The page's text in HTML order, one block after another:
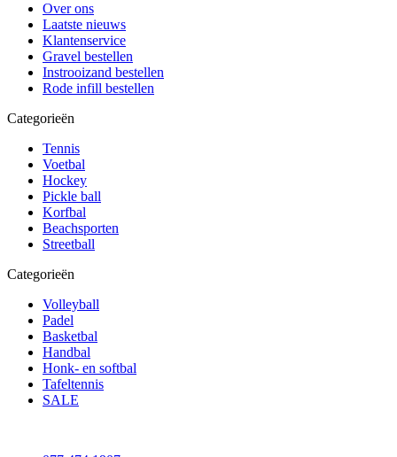
Over ons
Laatste nieuws
Klantenservice
Gravel bestellen
Instrooizand bestellen
Rode infill bestellen
Categorieën
Tennis
Voetbal
Hockey
Pickle ball
Korfbal
Beachsporten
Streetball
Categorieën
Volleyball
Padel
Basketbal
Handbal
Honk- en softbal
Tafeltennis
SALE